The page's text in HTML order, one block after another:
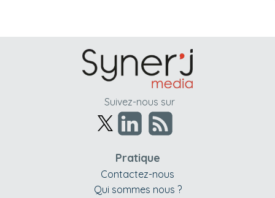
Suivez-nous sur
Pratique
Contactez-nous
Qui sommes nous ?